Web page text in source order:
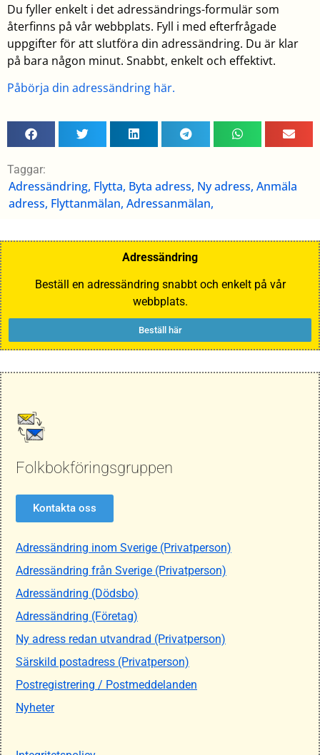
Du fyller enkelt i det adressändrings-formulär som
återfinns på vår webbplats. Fyll i med efterfrågade
uppgifter för att slutföra din adressändring. Du är klar
på bara någon minut. Snabbt, enkelt och effektivt.
Påbörja din adressändring här.
Taggar:
Adressändring, Flytta, Byta adress, Ny adress, Anmäla
adress, Flyttanmälan, Adressanmälan,
Adressändring
Beställ en adressändring snabbt och enkelt på vår
webbplats.
Beställ här
Folkbokföringsgruppen
Kontakta oss
Adressändring inom Sverige (Privatperson)
Adressändring från Sverige (Privatperson)
Adressändring (Dödsbo)
Adressändring (Företag)
Ny adress redan utvandrad (Privatperson)
Särskild postadress (Privatperson)
Postregistrering / Postmeddelanden
Nyheter